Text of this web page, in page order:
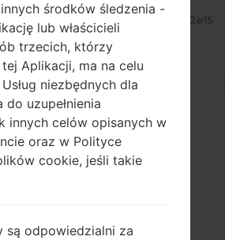
1f4c469a180a01daf0db94c8baa02e15
środków śledzenia -
lub właścicieli
trzecich, którzy
Aplikacji, ma na celu
niezbędnych dla
uzupełnienia
innych celów opisanych w
oraz w Polityce
cookie, jeśli takie
są odpowiedzialni za